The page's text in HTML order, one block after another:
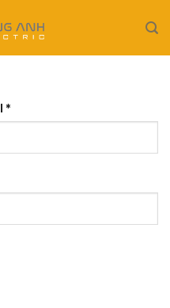
*
buộc